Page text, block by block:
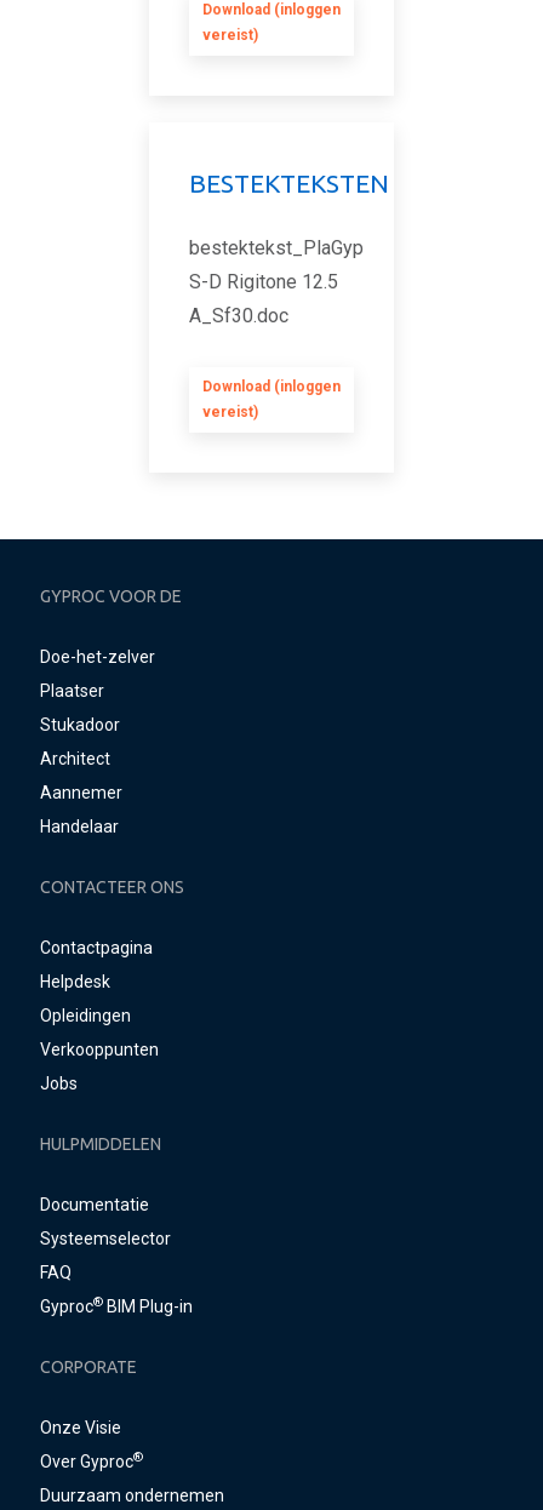
Download (inloggen
vereist)
BESTEKTEKSTEN
bestektekst_PlaGyp
S-D Rigitone 12.5
A_Sf30.doc
Download (inloggen
vereist)
GYPROC VOOR DE
Doe-het-zelver
Plaatser
Stukadoor
Architect
Aannemer
Handelaar
CONTACTEER ONS
Contactpagina
Helpdesk
Opleidingen
Verkooppunten
Jobs
HULPMIDDELEN
Documentatie
Systeemselector
FAQ
Gyproc® BIM Plug-in
CORPORATE
Onze Visie
Over Gyproc®
Duurzaam ondernemen